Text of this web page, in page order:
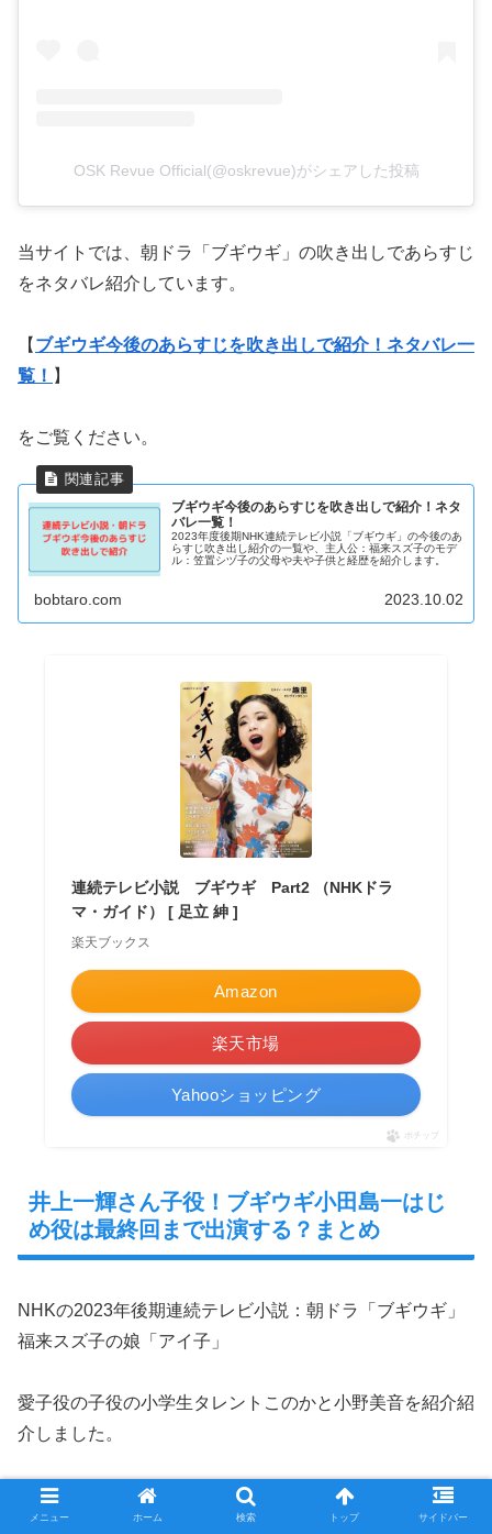
OSK Revue Official(@oskrevue)がシェアした投稿
当サイトでは、朝ドラ「ブギウギ」の吹き出しであらすじ
をネタバレ紹介しています。
【 ブギウギ今後のあらすじを吹き出しで紹介！ネタバレ一
覧！ 】
をご覧ください。
ブギウギ今後のあらすじを吹き出しで紹介！ネタ
バレ一覧！
2023年度後期NHK連続テレビ小説「ブギウギ」の今後のあ
らすじ吹き出し紹介の一覧や、主人公：福来スズ子のモデ
ル：笠置シヅ子の父母や夫や子供と経歴を紹介します。
bobtaro.com 2023.10.02
連続テレビ小説 ブギウギ Part2 （NHKドラ
マ・ガイド） [ 足立 紳 ]
楽天ブックス
Amazon
楽天市場
Yahooショッピング
ポチップ
井上一輝さん子役！ブギウギ小田島一はじ
め役は最終回まで出演する？まとめ
NHKの2023年後期連続テレビ小説：朝ドラ「ブギウギ」
福来スズ子の娘「アイ子」
愛子役の子役の小学生タレントこのかと小野美音を紹介紹
介しました。
モデルになった、笠置シズ子さんの娘「亀井エイ子」さん
をメニュー ホーム 検索 トップ サイドバー